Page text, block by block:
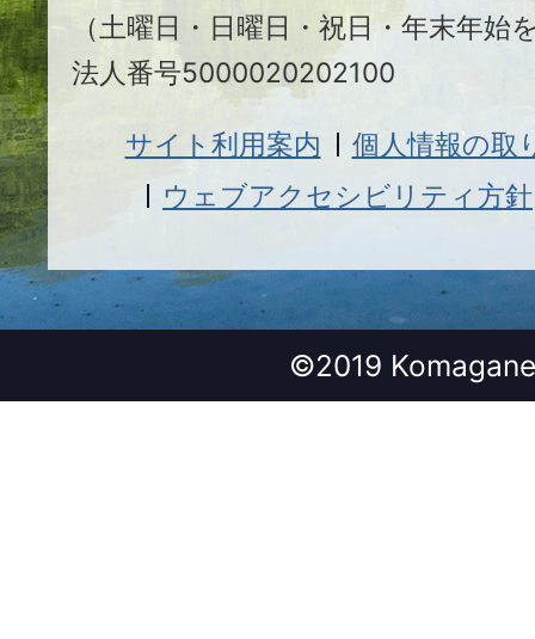
（土曜日・日曜日・祝日・年末年始
法人番号5000020202100
サイト利用案内
個人情報の取
ウェブアクセシビリティ方針
©2019